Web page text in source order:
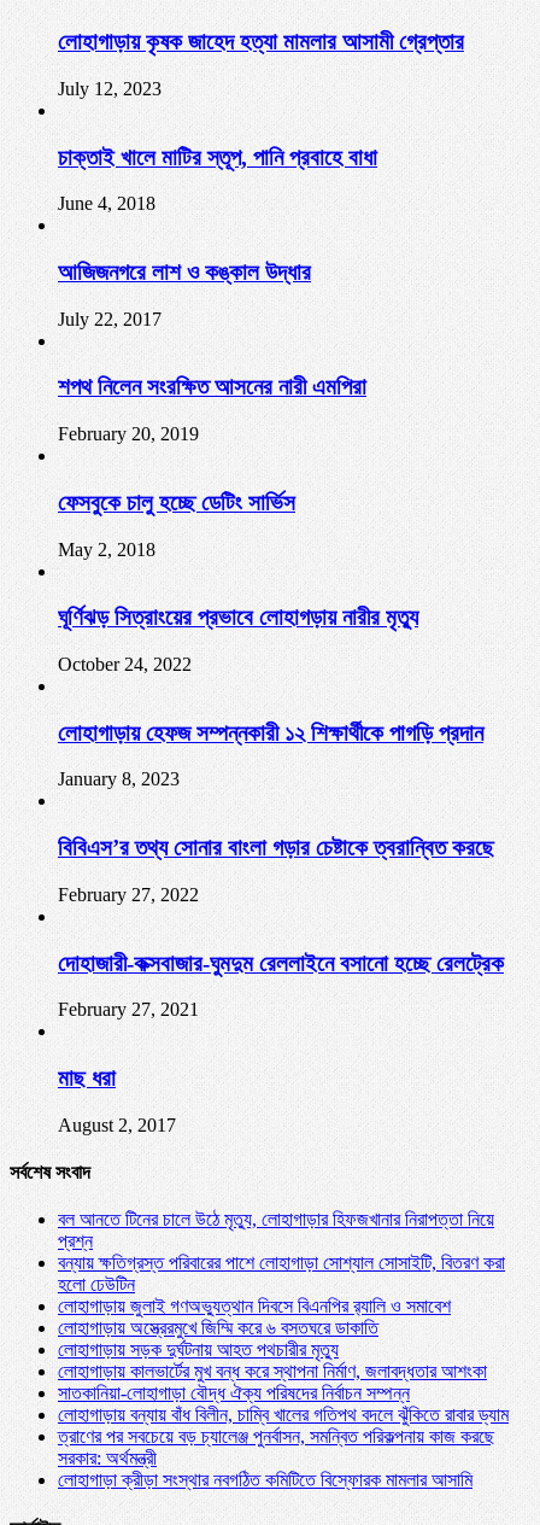
লোহাগাড়ায় কৃষক জাহেদ হত্যা মামলার আসামী গ্রেপ্তার
July 12, 2023
চাক্তাই খালে মাটির স্তূপ, পানি প্রবাহে বাধা
June 4, 2018
আজিজনগরে লাশ ও কঙ্কাল উদ্ধার
July 22, 2017
শপথ নিলেন সংরক্ষিত আসনের নারী এমপিরা
February 20, 2019
ফেসবুকে চালু হচ্ছে ডেটিং সার্ভিস
May 2, 2018
ঘূর্ণিঝড় সিত্রাংয়ের প্রভাবে লোহাগড়ায় নারীর মৃত্যু
October 24, 2022
লোহাগাড়ায় হেফজ সম্পন্নকারী ১২ শিক্ষার্থীকে পাগড়ি প্রদান
January 8, 2023
বিবিএস’র তথ্য সোনার বাংলা গড়ার চেষ্টাকে ত্বরান্বিত করছে
February 27, 2022
দোহাজারী-কক্সবাজার-ঘুমদুম রেললাইনে বসানো হচ্ছে রেলট্রেক
February 27, 2021
মাছ ধরা
August 2, 2017
সর্বশেষ সংবাদ
বল আনতে টিনের চালে উঠে মৃত্যু, লোহাগাড়ার হিফজখানার নিরাপত্তা নিয়ে
প্রশ্ন
বন্যায় ক্ষতিগ্রস্ত পরিবারের পাশে লোহাগাড়া সোশ্যাল সোসাইটি, বিতরণ করা
হলো ঢেউটিন
লোহাগাড়ায় জুলাই গণঅভ্যুত্থান দিবসে বিএনপির র‌্যালি ও সমাবেশ
লোহাগাড়ায় অস্ত্রেরমুখে জিম্মি করে ৬ বসতঘরে ডাকাতি
লোহাগাড়ায় সড়ক দুর্ঘটনায় আহত পথচারীর মৃত্যু
লোহাগাড়ায় কালভার্টের মুখ বন্ধ করে স্থাপনা নির্মাণ, জলাবদ্ধতার আশংকা
সাতকানিয়া-লোহাগাড়া বৌদ্ধ ঐক্য পরিষদের নির্বাচন সম্পন্ন
লোহাগাড়ায় বন্যায় বাঁধ বিলীন, চাম্বি খালের গতিপথ বদলে ঝুঁকিতে রাবার ড্যাম
ত্রাণের পর সবচেয়ে বড় চ্যালেঞ্জ পুনর্বাসন, সমন্বিত পরিকল্পনায় কাজ করছে
সরকার: অর্থমন্ত্রী
লোহাগাড়া ক্রীড়া সংস্থার নবগঠিত কমিটিতে বিস্ফোরক মামলার আসামি